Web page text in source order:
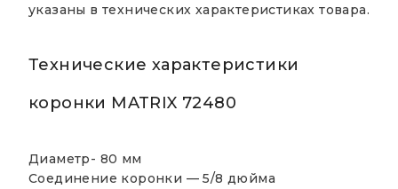
указаны в технических характеристиках товара.
Технические характеристики
коронки MATRIX 72480
Диаметр- 80 мм
Соединение коронки —5/8 дюйма